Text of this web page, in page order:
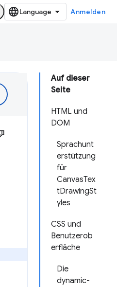
Anmelden
Auf dieser
Seite
HTML und
DOM
Sprachunt
erstützung
für
CanvasTex
tDrawingSt
yles
CSS und
Benutzerob
erfläche
Die
dynamic-